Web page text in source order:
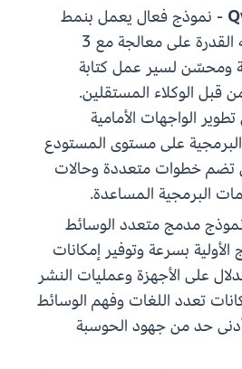
- نموذج فعال يعمل بنمط
مزيج من الخبراء لديه القدرة على معالجة مع 3
ومحسّن لسير عمل كتابة
قبل الوكلاء المستقلين.
الواجهات الأمامية
على مستوى المستودع
تضم خطوات متعددة وحالات
البرمجية المساعدة.
مدمج متعدد الوسائط
بسرعة وتوفير إمكانات
على الأجهزة وعمليات النشر
تعدد اللغات وفهم الوسائط
حد من جهود الحوسبة